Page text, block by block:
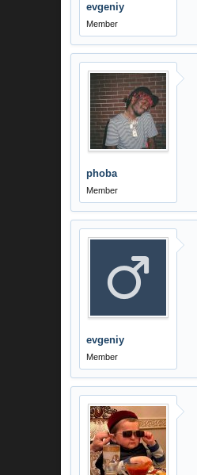
evgeniy
Member
phoba
Member
evgeniy
Member